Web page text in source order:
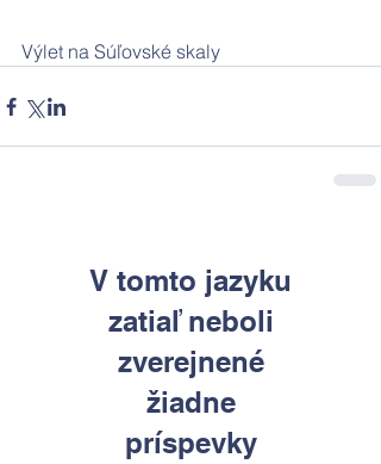
Výlet na Súľovské skaly
V tomto jazyku
zatiaľ neboli
zverejnené
žiadne
príspevky